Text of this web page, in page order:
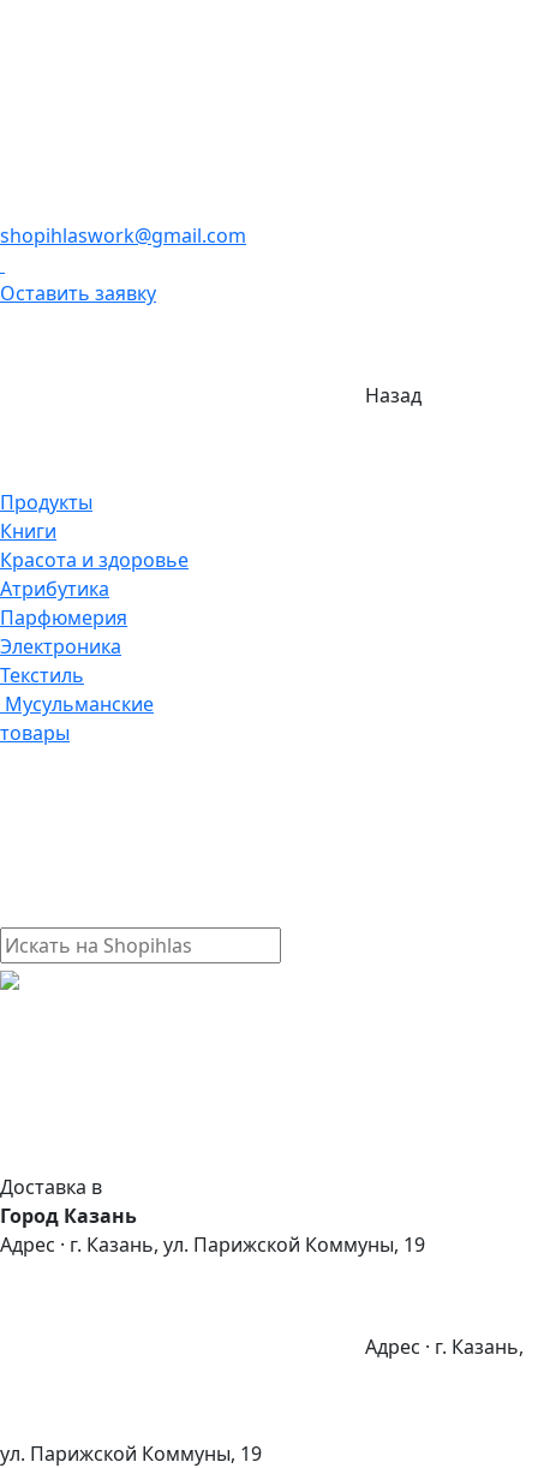
shopihlaswork@gmail.com
Оставить заявку
Назад
Продукты
Книги
Красота и здоровье
Атрибутика
Парфюмерия
Электроника
Текстиль
Мусульманские
товары
Доставка в
Город Казань
Адрес · г. Казань, ул. Парижской Коммуны, 19
Адрес · г. Казань,
ул. Парижской Коммуны, 19